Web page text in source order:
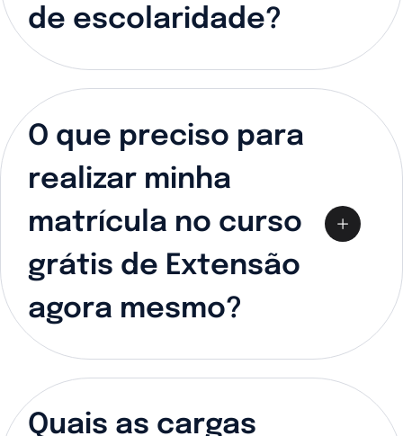
de escolaridade?
O que preciso para
realizar minha
matrícula no curso
grátis de Extensão
agora mesmo?
Quais as cargas